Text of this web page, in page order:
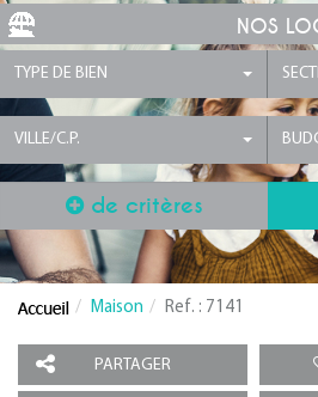
NOS
TYPE DE BIEN
VILLE/C.P.
de critères
Maison Ref. : 7141
PARTAGER